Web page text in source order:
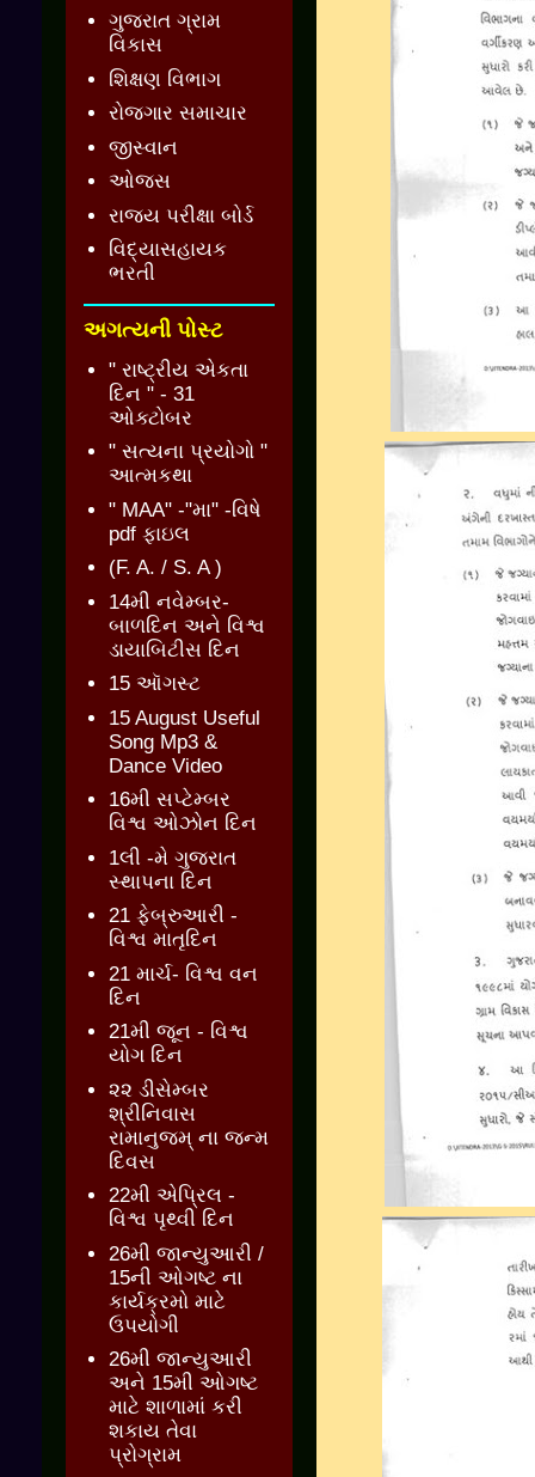
ગુજરાત ગ્રામ
વિકાસ
શિક્ષણ વિભાગ
રોજગાર સમાચાર
જીસ્વાન
ઓજસ
રાજ્ય પરીક્ષા બોર્ડ
વિદ્યાસહાયક
ભરતી
અગત્યની પોસ્ટ
" રાષ્ટ્રીય એકતા
દિન " - 31
ઓક્ટોબર
" સત્યના પ્રયોગો "
આત્મકથા
" MAA" -"મા" -વિષે
pdf ફાઇલ
(F. A. / S. A )
14મી નવેમ્બર-
બાળદિન અને વિશ્વ
ડાયાબિટીસ દિન
15 ઑગસ્ટ
15 August Useful
Song Mp3 &
Dance Video
16મી સપ્ટેમ્બર
વિશ્વ ઓઝોન દિન
1લી -મે ગુજરાત
સ્થાપના દિન
21 ફેબ્રુઆરી -
વિશ્વ માતૃદિન
21 માર્ચ- વિશ્વ વન
દિન
21મી જૂન - વિશ્વ
યોગ દિન
૨૨ ડીસેમ્બર
શ્રીનિવાસ
રામાનુજમ્ ના જન્મ
દિવસ
22મી એપ્રિલ -
વિશ્વ પૃથ્વી દિન
26મી જાન્યુઆરી /
15ની ઓગષ્ટ ના
કાર્યક્રમો માટે
ઉપયોગી
26મી જાન્યુઆરી
અને 15મી ઓગષ્ટ
માટે શાળામાં કરી
શકાય તેવા
પ્રોગ્રામ